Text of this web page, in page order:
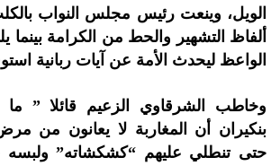
الويل، وينعت رئيس مجلس النواب
ألفاظ التشهير والحط من الكرامة
الواعظ ليحدث الأمة عن آيات ربانية
وخاطب الشرقاوي الزعيم قائلا ” ما
بنكيران أن المغاربة لا يعانون من
حتى تنطلي عليهم “كشكشاته” ولبسه